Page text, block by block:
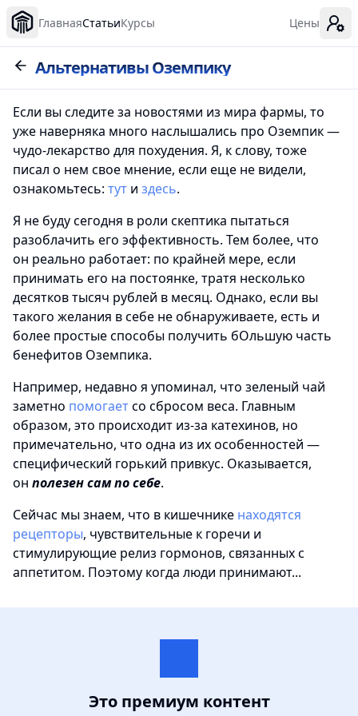
ГлавнаяСтатьиКурсы Цены
Альтернативы Оземпику
Если вы следите за новостями из мира фармы, то
уже наверняка много наслышались про Оземпик —
чудо-лекарство для похудения. Я, к слову, тоже
писал о нем свое мнение, если еще не видели,
ознакомьтесь: тут и здесь.
Я не буду сегодня в роли скептика пытаться
разоблачить его эффективность. Тем более, что
он реально работает: по крайней мере, если
принимать его на постоянке, тратя несколько
десятков тысяч рублей в месяц. Однако, если вы
такого желания в себе не обнаруживаете, есть и
более простые способы получить бОльшую часть
бенефитов Оземпика.
Например, недавно я упоминал, что зеленый чай
заметно помогаетсо сбросом веса. Главным
образом, это происходит из-за катехинов, но
примечательно, что одна из их особенностей —
специфический горький привкус. Оказывается,
он полезен сам по себе.
Сейчас мы знаем, что в кишечнике находятся
рецепторы, чувствительные к горечи и
стимулирующие релиз гормонов, связанных с
аппетитом. Поэтому когда люди принимают...
Это премиум контент